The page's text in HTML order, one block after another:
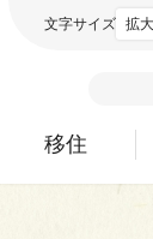
移住
文字サイズ 拡大